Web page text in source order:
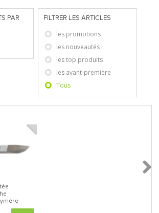
PAR FILTRER LES ARTICLES
les promotions
les nouveautés
les top produits
les avant-première
Tous